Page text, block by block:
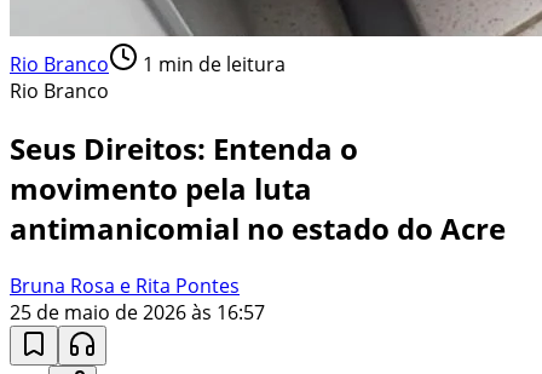
Rio Branco 1 min de leitura
Rio Branco
Seus Direitos: Entenda o
movimento pela luta
antimanicomial no estado do Acre
Bruna Rosa e Rita Pontes
25 de maio de 2026 às 16:57